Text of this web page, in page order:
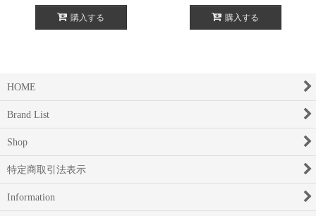
購入する 購入する
HOME
Brand List
Shop
特定商取引法表示
Information